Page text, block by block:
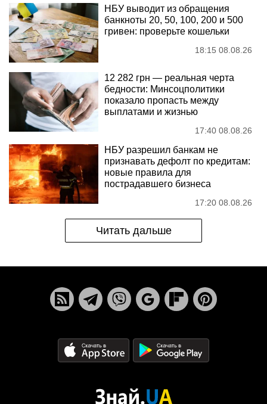
НБУ выводит из обращения
банкноты 20, 50, 100, 200 и 500
гривен: проверьте кошельки
18:15 08.08.26
12 282 грн — реальная черта
бедности: Минсоцполитики
показало пропасть между
выплатами и жизнью
17:40 08.08.26
НБУ разрешил банкам не
признавать дефолт по кредитам:
новые правила для
пострадавшего бизнеса
17:20 08.08.26
Читать дальше